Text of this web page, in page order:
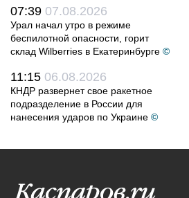
07:39 07.08.2026
Урал начал утро в режиме
беспилотной опасности, горит
склад Wilberries в Екатеринбурге ©
11:15 06.08.2026
КНДР развернет свое ракетное
подразделение в России для
нанесения ударов по Украине ©